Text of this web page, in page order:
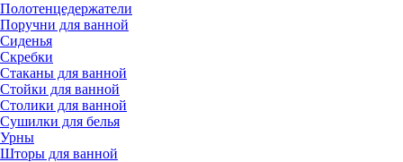
Полотенцедержатели
Поручни для ванной
Сиденья
Скребки
Стаканы для ванной
Стойки для ванной
Столики для ванной
Сушилки для белья
Урны
Шторы для ванной